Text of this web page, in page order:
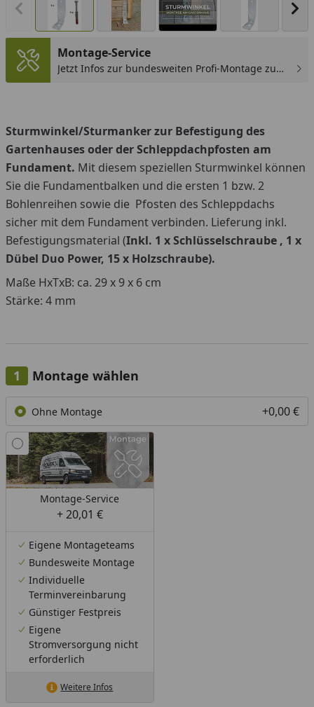
Vorheriges Bild anzeigen
Montage-Service
Jetzt Infos zur bundesweiten Profi-Montage zum
Sturmwinkel/Sturmanker zur Befestigung des
Gartenhauses oder der Schleppdachpfosten am
Fundament. Mit diesem speziellen Sturmwinkel können
Sie die Fundamentbalken und die ersten 1 bzw. 2
Bohlenreihen sowie die Pfosten des Schleppdachs
sicher mit dem Fundament verbinden. Lieferung inkl.
Befestigungsmaterial (Inkl. 1 x Schlüsselschraube , 1 x
Dübel Duo Power, 15 x Holzschraube).
Maße HxTxB: ca. 29 x 9 x 6 cm
Stärke: 4 mm
Montage wählen
Ohne Montage +0,00 €
Montage-Service
+ 20,01 €
Eigene Montageteams
Bundesweite Montage
Individuelle
Terminvereinbarung
Günstiger Festpreis
Eigene
Stromversorgung nicht
erforderlich
Weitere Infos